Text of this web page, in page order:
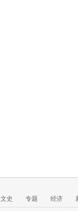
文史 专题 经济